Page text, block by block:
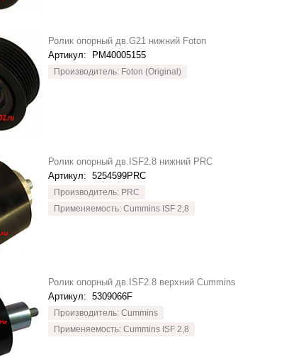
Ролик опорный дв.G21 нижний Foton
Артикул:
PM40005155
Производитель: Foton (Original)
Ролик опорный дв.ISF2.8 нижний PRC
Артикул: 5254599PRC
Производитель: PRC
Применяемость: Cummins ISF 2,8
Ролик опорный дв.ISF2.8 верхний Cummins
Артикул: 5309066F
Производитель: Cummins
Применяемость: Cummins ISF 2,8